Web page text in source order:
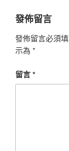
發佈留言
發佈留言必須
示為 *
留言*